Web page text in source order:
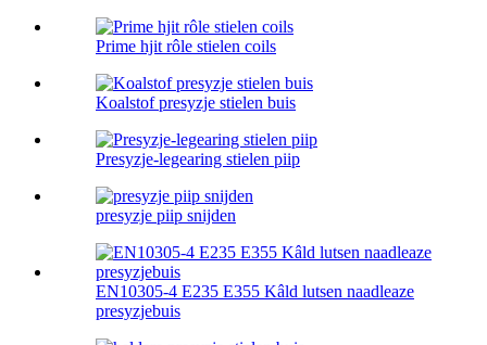
Prime hjit rôle stielen coils
Koalstof presyzje stielen buis
Presyzje-legearing stielen piip
presyzje piip snijden
EN10305-4 E235 E355 Kâld lutsen naadleaze
presyzjebuis